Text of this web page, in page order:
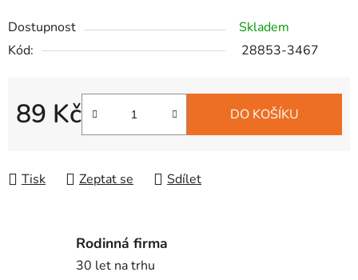
Dostupnost
Skladem
Kód:
28853-3467
89 Kč
Měrná cena:
DO KOŠÍKU
Tisk Zeptat se Sdílet
Rodinná firma
30 let na trhu